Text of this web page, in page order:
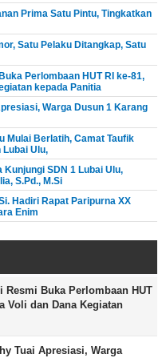
Prima Satu Pintu, Tingkatkan
Satu Pelaku Ditangkap, Satu
Perlombaan HUT RI ke-81,
kepada Panitia
Warga Dusun 1 Karang
Mulai Berlatih, Camat Taufik
Ulu,
SDN 1 Lubai Ulu,
S.Pd., M.Si
Hadiri Rapat Paripurna XX
Enim
Resmi Buka Perlombaan HUT
Voli dan Dana Kegiatan
Tuai Apresiasi, Warga